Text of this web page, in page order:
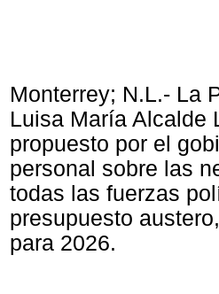
Monterrey; N.L.- La
Luisa María Alcalde
propuesto por el
personal sobre las
todas las fuerzas
presupuesto
para 2026.